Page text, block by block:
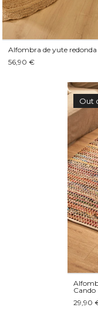
Alfombra de yute redonda
56,90 €
Out
Cando
29,90